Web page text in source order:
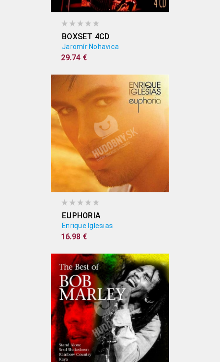
BOXSET 4CD
Jaromír Nohavica
29.74 €
EUPHORIA
Enrique Iglesias
16.98 €